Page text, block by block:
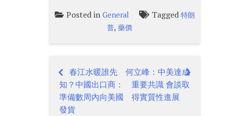
Posted in General Tagged 特朗
普,藥價
Post
navigation
春江水暖誰先
知？中國出口商：
準備數周內向美國
發貨
何立峰：中美達成
重要共識 會談取
得實質性進展